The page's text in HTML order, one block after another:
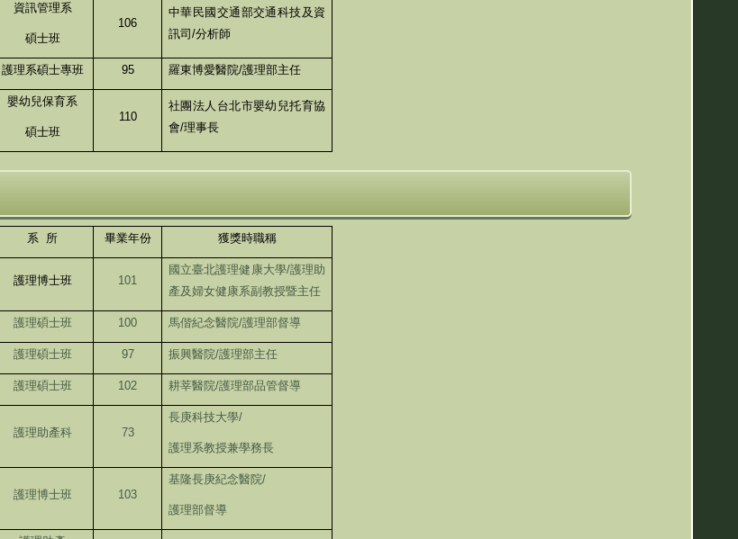
資訊管理系
碩士班
106
中華民國交通部交通科技及資
訊司/分析師
護理系碩士專班 95 羅東博愛醫院/護理部主任
嬰幼兒保育系
碩士班
110
社團法人台北市嬰幼兒托育協
會/理事長
系 所 畢業年份 獲獎時職稱
護理博士班 101
國立臺北護理健康大學/護理助
產及婦女健康系副教授暨主任
護理碩士班 100 馬偕紀念醫院/護理部督導
護理碩士班 97 振興醫院/護理部主任
護理碩士班 102 耕莘醫院/護理部品管督導
護理助產科 73
長庚科技大學/
護理系教授兼學務長
護理博士班 103
基隆長庚紀念醫院/
護理部督導